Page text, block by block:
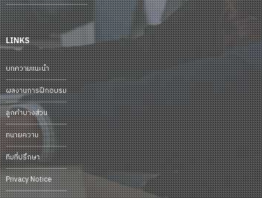
LINKS
บทความแนะนำ
ผลงานการฝึกอบรม
ลูกค้าบางส่วน
ทนายความ
ทีมที่ปรึกษา
Privacy Notice